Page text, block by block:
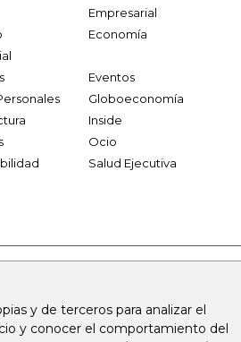
y de terceros para analizar el
y conocer el comportamiento del
Empresarial
Economía
Eventos
Globoeconomía
Inside
Ocio
Salud Ejecutiva
firmasdeabogados.com
rcnradio.com noticiasrcn.com